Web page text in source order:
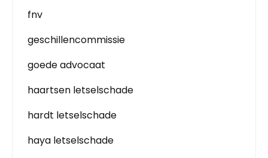
fnv
geschillencommissie
goede advocaat
haartsen letselschade
hardt letselschade
haya letselschade